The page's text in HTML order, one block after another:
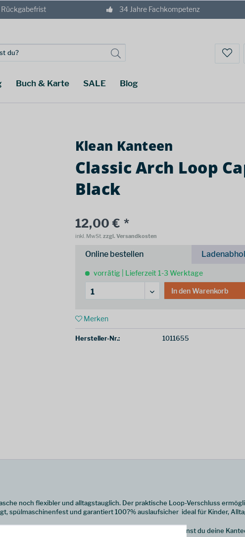
34 Jahre Fachkompetenz
Buch & Karte SALE Blog
Klean Kanteen
Classic Arch Loop
Black
12,00 € *
inkl. MwSt.zzgl. Versandkosten
Online bestellen
vorrätig | Lieferzeit 1-3 Werktage
In denWarenkorb
Merken
Hersteller-Nr.: 1011655
noch flexibler und alltagstauglich. Der praktische Loop-Verschluss
spülmaschinenfest und garantiert 100?% auslaufsicher  ideal für Kinder,
oder vakuumisoliert, sowie mit Reflect-Modellen. So kannst du deine